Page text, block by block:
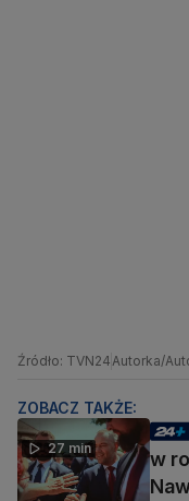
Źródło: TVN24Autorka/
ZOBACZ TAKŻE:
27 min
w